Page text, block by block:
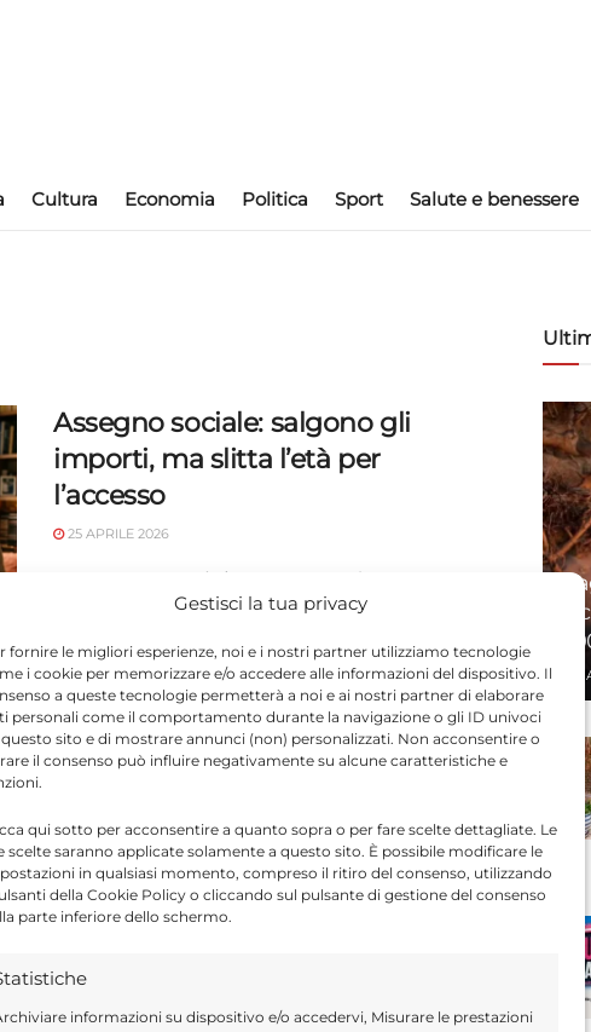
Gestisci la tua privacy
fornire le migliori esperienze, noi e i nostri partner utilizziamo tecnologie
i cookie per memorizzare e/o accedere alle informazioni del dispositivo. Il
a queste tecnologie permetterà a noi e ai nostri partner di elaborare
personali come il comportamento durante la navigazione o gli ID univoci
sito e di mostrare annunci (non) personalizzati. Non acconsentire o
il consenso può influire negativamente su alcune caratteristiche e
qui sotto per acconsentire a quanto sopra o per fare scelte dettagliate. Le
scelte saranno applicate solamente a questo sito. È possibile modificare le
in qualsiasi momento, compreso il ritiro del consenso, utilizzando
della Cookie Policy o cliccando sul pulsante di gestione del consenso
parte inferiore dello schermo.
informazioni su dispositivo e/o accedervi, Misurare le prestazioni
Cultura Economia Politica Sport Salute e benessere
Assegno sociale: salgono gli
importi, ma slitta l’età per
l’accesso
25 APRILE 2026
L'assegno sociale aumenterà per
l'inflazione nel 2027, ma cresce l'età per
l'accesso: serviranno fino a 67 anni e 3
mesi. ...
7